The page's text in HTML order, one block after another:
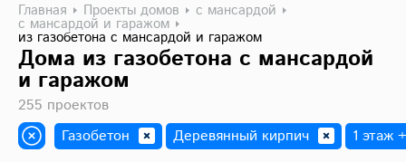
Главная Проекты домов с мансардой
с мансардой и гаражом
из газобетона с мансардой и гаражом
Дома из газобетона с мансардой
и гаражом
255 проектов
Газобетон
Деревянный кирпич 1 этаж